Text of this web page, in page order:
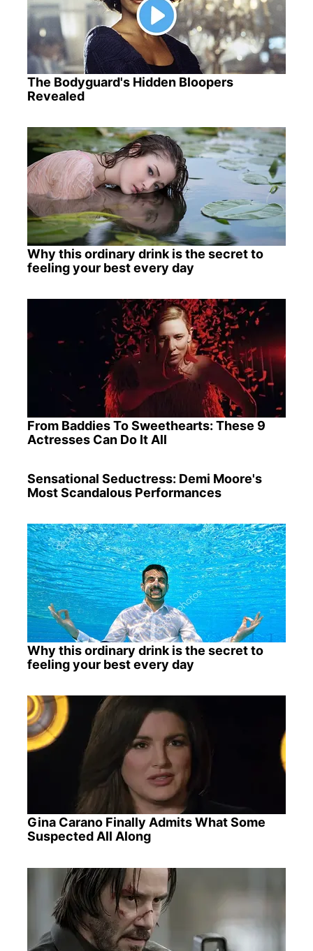
The Bodyguard's Hidden Bloopers
Revealed
Why this ordinary drink is the secret to
feeling your best every day
From Baddies To Sweethearts: These 9
Actresses Can Do It All
Sensational Seductress: Demi Moore's
Most Scandalous Performances
Why this ordinary drink is the secret to
feeling your best every day
Gina Carano Finally Admits What Some
Suspected All Along